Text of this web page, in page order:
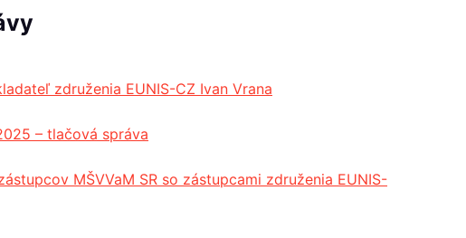
združenia EUNIS-CZ Ivan Vrana
– tlačová správa
MŠVVaM SR so zástupcami združenia EUNIS-